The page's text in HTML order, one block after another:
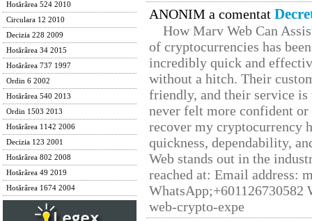
Hotărârea 524 2010
Circulara 12 2010
Decizia 228 2009
Hotărârea 34 2015
Hotărârea 737 1997
Ordin 6 2002
Hotărârea 540 2013
Ordin 1503 2013
Hotărârea 1142 2006
Decizia 123 2001
Hotărârea 802 2008
Hotărârea 49 2019
Hotărârea 1674 2004
ANONIM a comentat
How Marv Web Can
of cryptocurrencies has
incredibly quick and
without a hitch. Their
friendly, and their service
never felt more confident
recover my cryptocurrency
quickness, dependability,
Web stands out in the
reached at: Email address:
web-crypto-expe